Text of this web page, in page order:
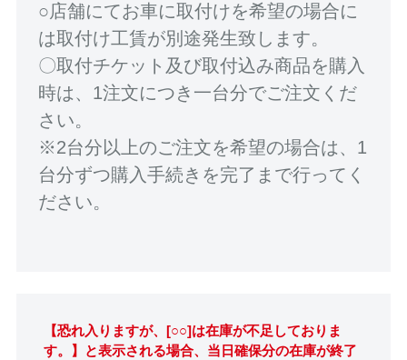
○店舗にてお車に取付けを希望の場合に
は取付け工賃が別途発生致します。
〇取付チケット及び取付込み商品を購入
時は、1注文につき一台分でご注文くだ
さい。
※2台分以上のご注文を希望の場合は、1
台分ずつ購入手続きを完了まで行ってく
ださい。
【恐れ入りますが、[○○]は在庫が不足しておりま
す。】と表示される場合、当日確保分の在庫が終了